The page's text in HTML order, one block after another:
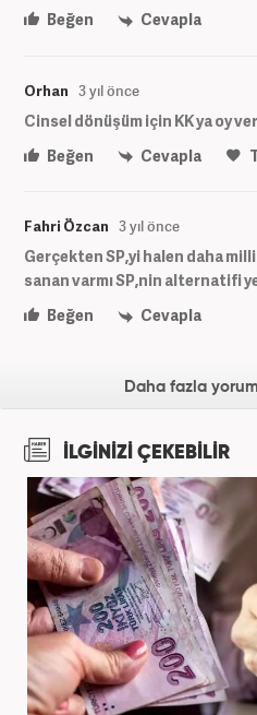
Beğen
Cevapla
Orhan 3 yıl önce
Cinsel dönüşüm için KK ya oy
Beğen
Cevapla
Fahri Özcan 3 yıl önce
Gerçekten SP,yi halen daha
sanan varmı SP,nin alternatifi
Beğen
Cevapla
Daha fazla
İLGİNİZİ ÇEKEBİLİR